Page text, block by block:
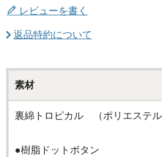
レビューを書く
返品特約について
素材
裏綿トロピカル （ポリエステ
●樹脂ドットボタン